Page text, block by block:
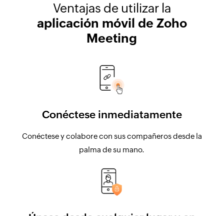
Ventajas de utilizar la
aplicación móvil de Zoho
Meeting
Conéctese inmediatamente
Conéctese y colabore con sus compañeros desde la
palma de su mano.